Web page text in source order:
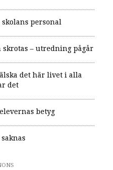
personal
skrotas – utredning pågår
det här livet i alla
det
betyg